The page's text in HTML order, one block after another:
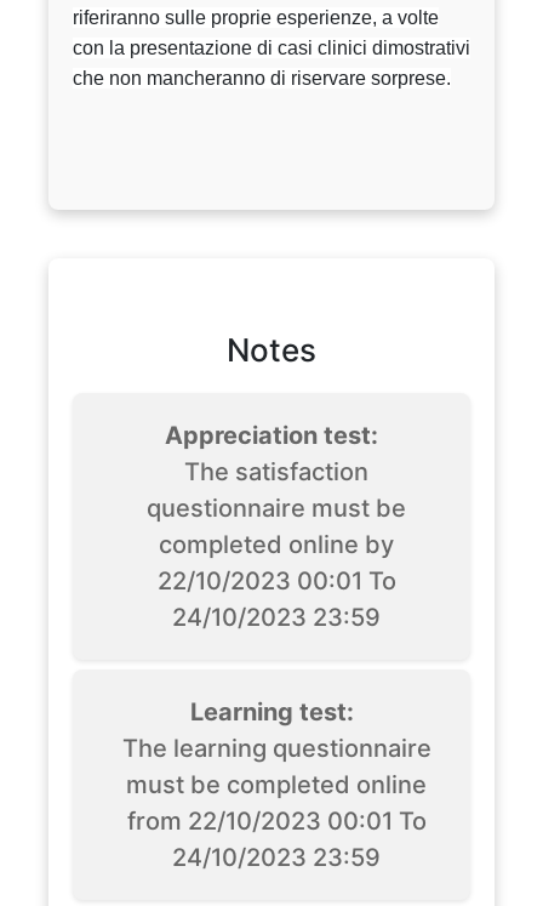
riferiranno sulle proprie esperienze, a volte
con la presentazione di casi clinici dimostrativi
che non mancheranno di riservare sorprese.
Notes
Appreciation test:
The satisfaction
questionnaire must be
completed online by
22/10/2023 00:01 To
24/10/2023 23:59
Learning test:
The learning questionnaire
must be completed online
from 22/10/2023 00:01 To
24/10/2023 23:59